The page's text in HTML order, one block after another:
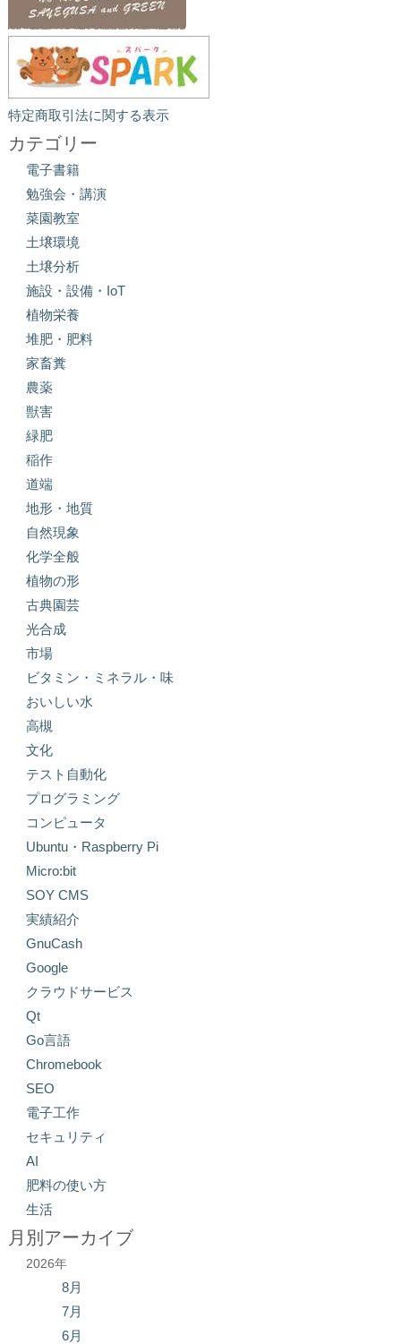
特定商取引法に関する表示
カテゴリー
電子書籍
勉強会・講演
菜園教室
土壌環境
土壌分析
施設・設備・IoT
植物栄養
堆肥・肥料
家畜糞
農薬
獣害
緑肥
稲作
道端
地形・地質
自然現象
化学全般
植物の形
古典園芸
光合成
市場
ビタミン・ミネラル・味
おいしい水
高槻
文化
テスト自動化
プログラミング
コンピュータ
Ubuntu・Raspberry Pi
Micro:bit
SOY CMS
実績紹介
GnuCash
Google
クラウドサービス
Qt
Go言語
Chromebook
SEO
電子工作
セキュリティ
AI
肥料の使い方
生活
月別アーカイブ
2026年
8月
7月
6月